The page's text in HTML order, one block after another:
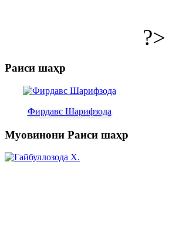
?>
Раиси шаҳр
Фирдавс Шарифзода
Муовинони Раиси шаҳр